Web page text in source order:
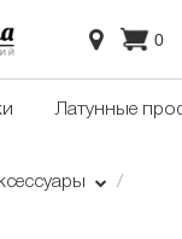
0
Латунные